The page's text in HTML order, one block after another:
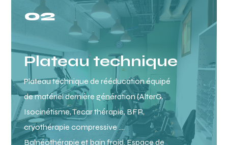
02
Plateau technique
Plateau technique de rééducation équipé
de matériel dernière génération (AlterG,
Isocinétisme, Tecar thérapie, BFR,
cryothérapie compressive ….
Balnéothérapie et bain froid. Espace de